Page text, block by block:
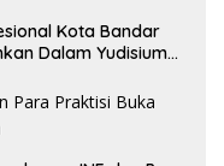
Kota Bandar
Dalam Yudisium